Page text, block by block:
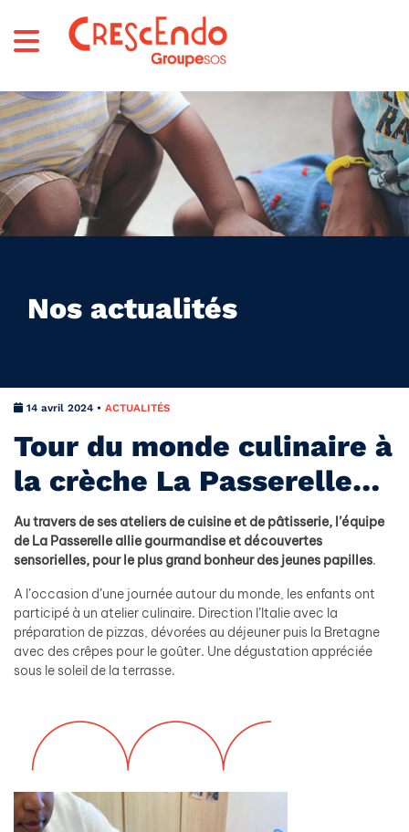
Nos actualités
14 avril 2024 • ACTUALITÉS
Tour du monde culinaire à
la crèche La Passerelle…
Au travers de ses ateliers de cuisine et de pâtisserie, l’équipe
de La Passerelle allie gourmandise et découvertes
sensorielles, pour le plus grand bonheur des jeunes papilles.
A l’occasion d’une journée autour du monde, les enfants ont
participé à un atelier culinaire. Direction l’Italie avec la
préparation de pizzas, dévorées au déjeuner puis la Bretagne
avec des crêpes pour le goûter. Une dégustation appréciée
sous le soleil de la terrasse.